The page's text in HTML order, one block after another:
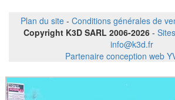
Plan du site - Conditions générales de
Copyright K3D SARL 2006-2026 -
info@k3d.fr
Partenaire conception web